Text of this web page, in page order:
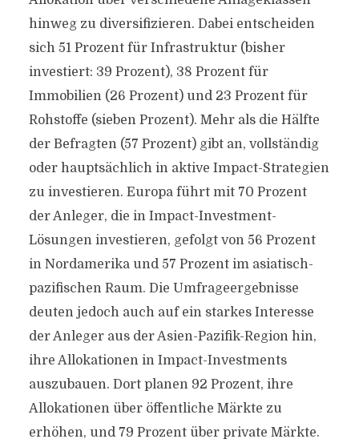
hinweg zu diversifizieren. Dabei entscheiden
sich 51 Prozent für Infrastruktur (bisher
investiert: 39 Prozent), 38 Prozent für
Immobilien (26 Prozent) und 23 Prozent für
Rohstoffe (sieben Prozent). Mehr als die Hälfte
der Befragten (57 Prozent) gibt an, vollständig
oder hauptsächlich in aktive Impact-Strategien
zu investieren. Europa führt mit 70 Prozent
der Anleger, die in Impact-Investment-
Lösungen investieren, gefolgt von 56 Prozent
in Nordamerika und 57 Prozent im asiatisch-
pazifischen Raum. Die Umfrageergebnisse
deuten jedoch auch auf ein starkes Interesse
der Anleger aus der Asien-Pazifik-Region hin,
ihre Allokationen in Impact-Investments
auszubauen. Dort planen 92 Prozent, ihre
Allokationen über öffentliche Märkte zu
erhöhen, und 79 Prozent über private Märkte.